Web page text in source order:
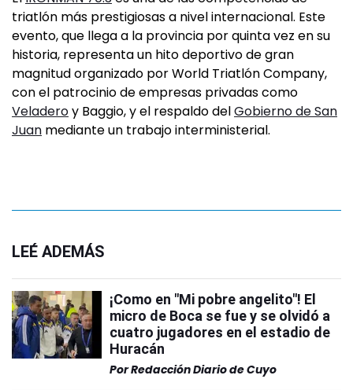
triatlón más prestigiosas a nivel internacional. Este
evento, que llega a la provincia por quinta vez en su
historia, representa un hito deportivo de gran
magnitud organizado por World Triatlón Company,
con el patrocinio de empresas privadas como
Veladeroy Baggio, y el respaldo delGobierno de San
Juan mediante un trabajo interministerial.
LEÉ ADEMÁS
¡Como en "Mi pobre angelito"! El
micro de Boca se fue y se olvidó a
cuatro jugadores en el estadio de
Huracán
PorRedacción Diario de Cuyo